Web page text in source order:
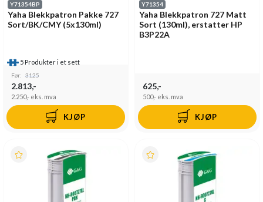
Y71354BP
Yaha Blekkpatron Pakke 727
Sort/BK/CMY (5x130ml)
5 Produkter i et sett
Før: 3125
2.813,-
2.250,- eks. mva
KJØP
Y71354
Yaha Blekkpatron 727 Matt
Sort (130ml), erstatter HP
B3P22A
625,-
500,- eks. mva
KJØP